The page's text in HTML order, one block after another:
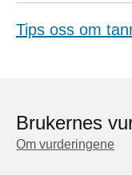
Tips oss om
Brukernes
Om vurderingene